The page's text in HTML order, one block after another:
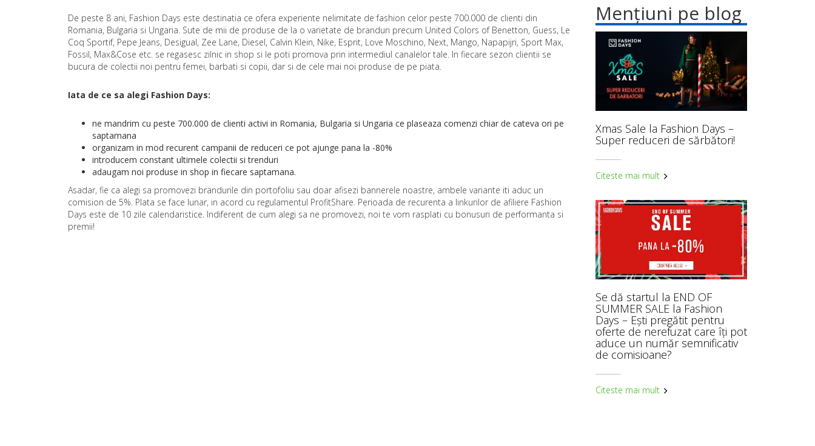
De peste 8 ani, Fashion Days este destinatia ce ofera experiente nelimitate de fashion celor peste 700.000 de clienti din
Romania, Bulgaria si Ungaria. Sute de mii de produse de la o varietate de branduri precum United Colors of Benetton, Guess, Le
Coq Sportif, Pepe Jeans, Desigual, Zee Lane, Diesel, Calvin Klein, Nike, Esprit, Love Moschino, Next, Mango, Napapijri, Sport Max,
Fossil, Max&Cose etc. se regasesc zilnic in shop si le poti promova prin intermediul canalelor tale. In fiecare sezon clientii se
bucura de colectii noi pentru femei, barbati si copii, dar si de cele mai noi produse de pe piata.
Iata de ce sa alegi Fashion Days:
ne mandrim cu peste 700.000 de clienti activi in Romania, Bulgaria si Ungaria ce plaseaza comenzi chiar de cateva ori pe
saptamana
organizam in mod recurent campanii de reduceri ce pot ajunge pana la -80%
introducem constant ultimele colectii si trenduri
adaugam noi produse in shop in fiecare saptamana.
Asadar, fie ca alegi sa promovezi brandurile din portofoliu sau doar afisezi bannerele noastre, ambele variante iti aduc un
comision de 5%. Plata se face lunar, in acord cu regulamentul ProfitShare. Perioada de recurenta a linkurilor de afiliere Fashion
Days este de 10 zile calendaristice. Indiferent de cum alegi sa ne promovezi, noi te vom rasplati cu bonusuri de performanta si
premii!
Mențiuni pe blog
Xmas Sale la Fashion Days –
Super reduceri de sărbători!
Citeste mai mult
Se dă startul la END OF
SUMMER SALE la Fashion
Days – Ești pregătit pentru
oferte de nerefuzat care îți pot
aduce un număr semnificativ
de comisioane?
Citeste mai mult